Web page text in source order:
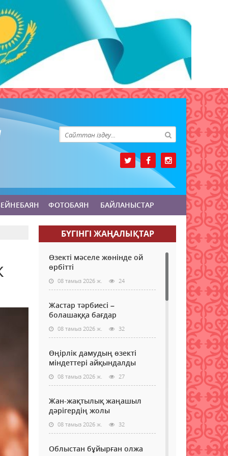
ФОТОБАЯН БАЙЛАНЫСТАР
БҮГІНГI ЖАҢАЛЫҚТАР
Өзекті мәселе жөнінде ой
өрбітті
08 тамыз 2026 ж. 24
Жастар тәрбиесі –
болашаққа бағдар
08 тамыз 2026 ж. 32
Өңірлік дамудың өзекті
міндеттері айқындалды
08 тамыз 2026 ж. 27
Жан-жақтылық жаңашыл
дәрігердің жолы
08 тамыз 2026 ж. 32
Облыстан бұйырған олжа